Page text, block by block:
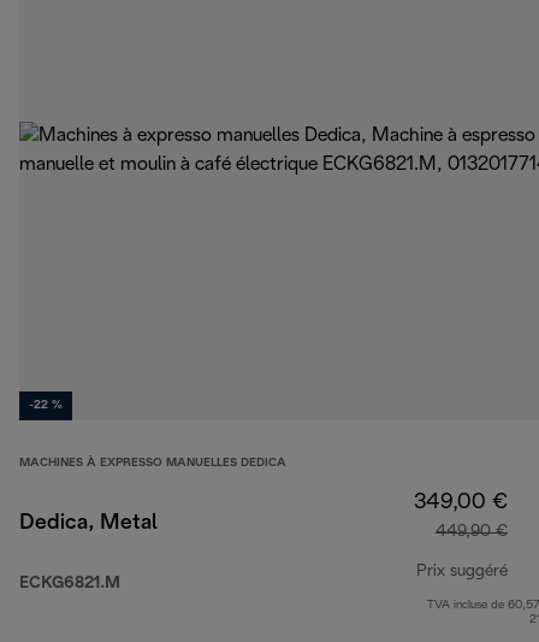
-22 %
MACHINES À EXPRESSO MANUELLES DEDICA
Dedica, Metal
ECKG6821.M
349,00 €
449,90 €
Prix suggéré
TVA incluse de